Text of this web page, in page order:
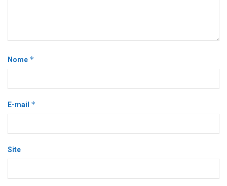
Nome *
E-mail *
Site